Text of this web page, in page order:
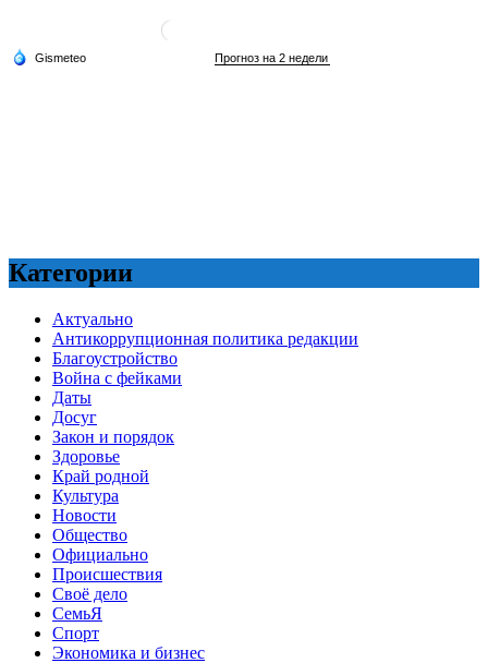
Категории
Актуально
Антикоррупционная политика редакции
Благоустройство
Война с фейками
Даты
Досуг
Закон и порядок
Здоровье
Край родной
Культура
Новости
Общество
Официально
Происшествия
Своё дело
СемьЯ
Спорт
Экономика и бизнес